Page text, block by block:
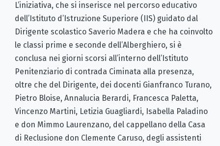
L’iniziativa, che si inserisce nel percorso educativo
dell’Istituto d’Istruzione Superiore (IIS) guidato dal
Dirigente scolastico Saverio Madera e che ha coinvolto
le classi prime e seconde dell’Alberghiero, si è
conclusa nei giorni scorsi all’interno dell’Istituto
Penitenziario di contrada Ciminata alla presenza,
oltre che del Dirigente, dei docenti Gianfranco Turano,
Pietro Bloise, Annalucia Berardi, Francesca Paletta,
Vincenzo Martini, Letizia Guagliardi, Isabella Paladino
e don Mimmo Laurenzano, del cappellano della Casa
di Reclusione don Clemente Caruso, degli assistenti